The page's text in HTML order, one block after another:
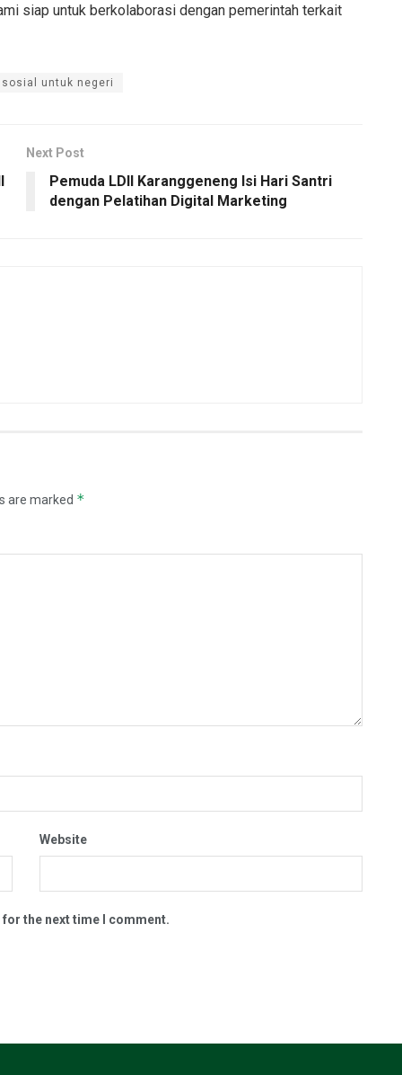
siap untuk berkolaborasi dengan pemerintah terkait
untuk negeri
Next Post
Pemuda LDII Karanggeneng Isi Hari Santri
dengan Pelatihan Digital Marketing
are marked *
Website
the next time I comment.